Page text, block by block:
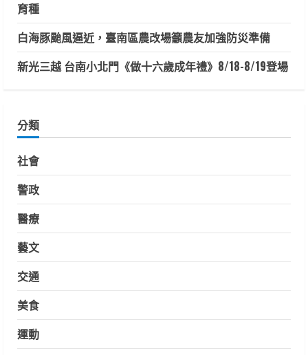
育種
白海豚颱風逼近，臺南區農改場籲農友加強防災準備
新光三越 台南小北門《做十六歲成年禮》8/18-8/19登場
分類
社會
警政
醫療
藝文
交通
美食
運動